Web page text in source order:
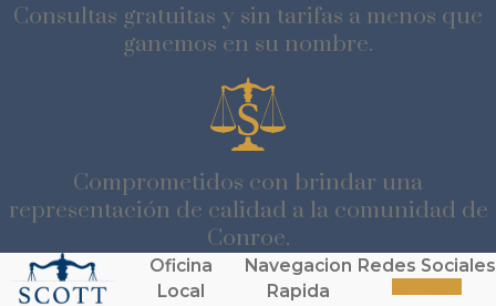
Consultas gratuitas y sin tarifas a menos que
ganemos en su nombre.
Comprometidos con brindar una
representación de calidad a la comunidad de
Conroe.
Oficina
Local
Navegacion
Rapida
Redes Sociales